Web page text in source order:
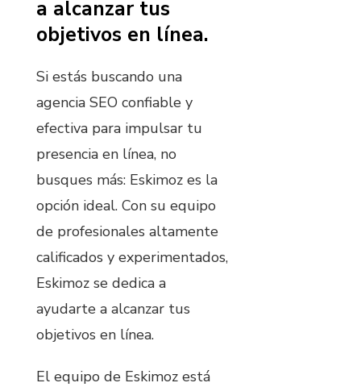
a alcanzar tus
objetivos en línea.
Si estás buscando una
agencia SEO confiable y
efectiva para impulsar tu
presencia en línea, no
busques más: Eskimoz es la
opción ideal. Con su equipo
de profesionales altamente
calificados y experimentados,
Eskimoz se dedica a
ayudarte a alcanzar tus
objetivos en línea.
El equipo de Eskimoz está